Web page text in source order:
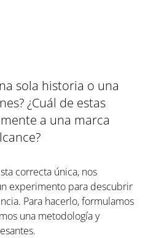
sola historia o una
¿Cuál de estas
a una marca
correcta única, nos
experimento para descubrir
Para hacerlo, formulamos
una metodología y